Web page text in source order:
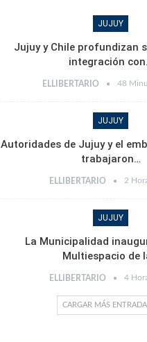
JUJUY
Jujuy y Chile profundizan
integración
ELLIBERTARIO 48
JUJUY
Autoridades de Jujuy y el
trabajaron…
ELLIBERTARIO 2
JUJUY
La Municipalidad
Multiespacio de
ELLIBERTARIO 4
CARGAR MÁS